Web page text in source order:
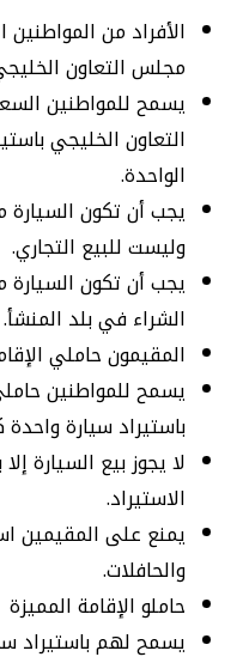
الأفراد من
مجلس التعاون
يسمح للمواطنين
التعاون الخليجي
الواحدة.
يجب أن تكون
وليست للبيع التجاري.
يجب أن تكون
الشراء في بلد المنشأ.
المقيمون حاملي
يسمح للمواطنين
باستيراد سيارة واحدة كل 3
الاستيراد.
يمنع على المقيمين
والحافلات.
حاملو الإقامة المميزة
يسمح لهم باستيراد